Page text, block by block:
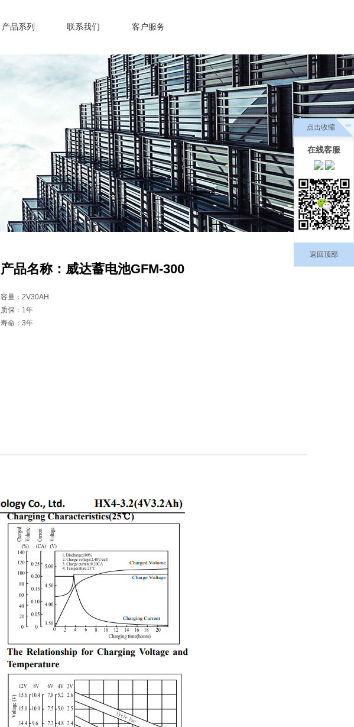
产品系列 联系我们 客户服务
产品名称：威达蓄电池GFM-300
容量：2V30AH
质保：1年
寿命：3年
点击收缩
在线客服
返回顶部